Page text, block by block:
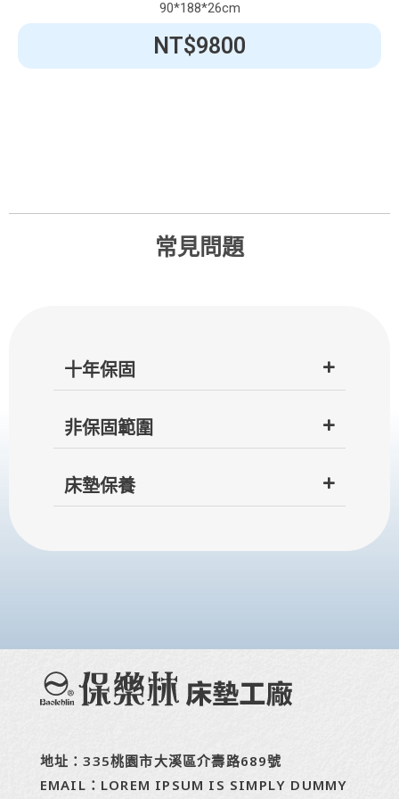
90*188*26cm
NT$9800
常見問題
十年保固
非保固範圍
床墊保養
地址：335桃園市大溪區介壽路689號
EMAIL：LOREM IPSUM IS SIMPLY DUMMY